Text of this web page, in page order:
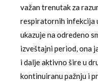
važan trenutak za
respiratornih infekcija
ukazuje na odredeno
izveštajni period, ona
i dalje aktivno šire u
kontinuiranu pažnju i